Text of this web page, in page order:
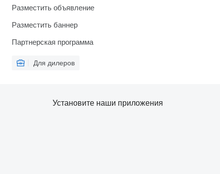
Разместить объявление
Разместить баннер
Партнерская программа
Для дилеров
Установите наши приложения